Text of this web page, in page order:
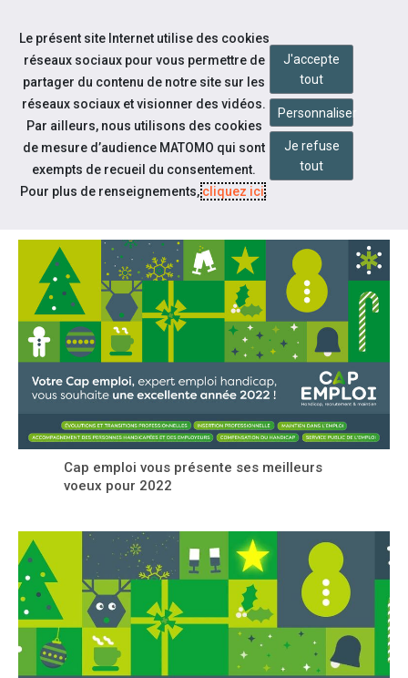
Aller au contenu
Notre actualité
VOEUX 2022 CAP EMPLOI
Cap emploi vous présente ses meilleurs
voeux pour 2022
Le présent site Internet utilise des cookies
réseaux sociaux pour vous permettre de
partager du contenu de notre site sur les
réseaux sociaux et visionner des vidéos.
Par ailleurs, nous utilisons des cookies
de mesure d’audience MATOMO qui sont
exempts de recueil du consentement.
Pour plus de renseignements,cliquez ici.
J'accepte
tout
Personnaliser
Je refuse
tout